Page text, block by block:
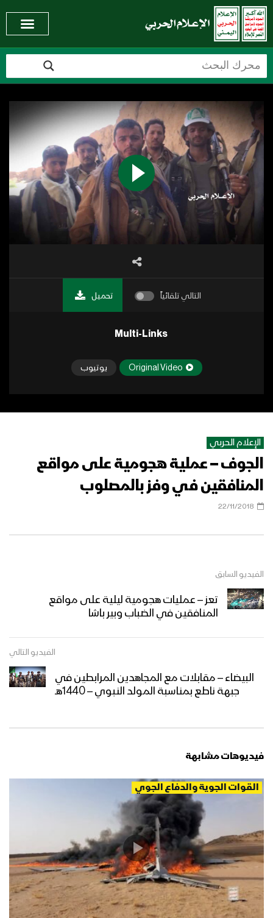
التالي تلقائياً تحميل
Multi-Links
Original Video يوتيوب
الإعلام الحربي
الجوف – عملية هجومية على مواقع
المنافقين في وفز بالمصلوب
22/11/2018
الفيديو السابق
تعز – عمليات هجومية ليلية على مواقع
المنافقين في الضباب وبير باشا
الفيديو التالي
البيضاء – مقابلات مع المجاهدين المرابطين في
جبهة ناطع بمناسبة المولد النبوي – 1440هـ
فيديوهات مشابهة
القوات الجوية والدفاع الجوي